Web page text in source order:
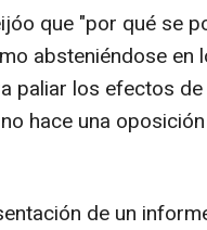
que "por qué se
absteniéndose en
paliar los efectos
hace una
de un